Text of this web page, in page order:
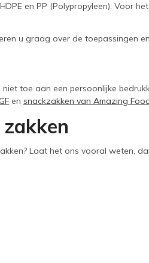
en PP (Polypropyleen). Voor
u graag over de toepassingen
toe aan een persoonlijke
en snackzakken van Amazing
Laat het ons vooral weten,